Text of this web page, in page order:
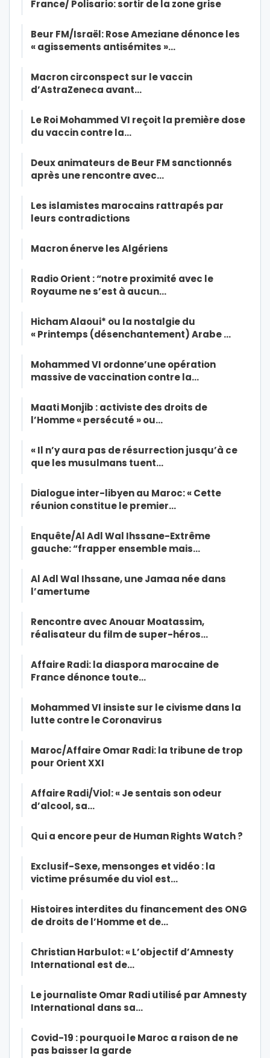
France/ Polisario: sortir de la zone grise
Beur FM/Israël: Rose Ameziane dénonce les
« agissements antisémites »…
Macron circonspect sur le vaccin
d’AstraZeneca avant…
Le Roi Mohammed VI reçoit la première dose
du vaccin contre la…
Deux animateurs de Beur FM sanctionnés
après une rencontre avec…
Les islamistes marocains rattrapés par
leurs contradictions
Macron énerve les Algériens
Radio Orient : “notre proximité avec le
Royaume ne s’est à aucun…
Hicham Alaoui* ou la nostalgie du
« Printemps (désenchantement) Arabe …
Mohammed VI ordonne’une opération
massive de vaccination contre la…
Maati Monjib : activiste des droits de
l’Homme « persécuté » ou…
« Il n’y aura pas de résurrection jusqu’à ce
que les musulmans tuent…
Dialogue inter-libyen au Maroc: « Cette
réunion constitue le premier…
Enquête/Al Adl Wal Ihssane-Extrême
gauche: “frapper ensemble mais…
Al Adl Wal Ihssane, une Jamaa née dans
l’amertume
Rencontre avec Anouar Moatassim,
réalisateur du film de super-héros…
Affaire Radi: la diaspora marocaine de
France dénonce toute…
Mohammed VI insiste sur le civisme dans la
lutte contre le Coronavirus
Maroc/Affaire Omar Radi: la tribune de trop
pour Orient XXI
Affaire Radi/Viol: « Je sentais son odeur
d’alcool, sa…
Qui a encore peur de Human Rights Watch ?
Exclusif-Sexe, mensonges et vidéo : la
victime présumée du viol est…
Histoires interdites du financement des ONG
de droits de l’Homme et de…
Christian Harbulot: « L’objectif d’Amnesty
International est de…
Le journaliste Omar Radi utilisé par Amnesty
International dans sa…
Covid-19 : pourquoi le Maroc a raison de ne
pas baisser la garde